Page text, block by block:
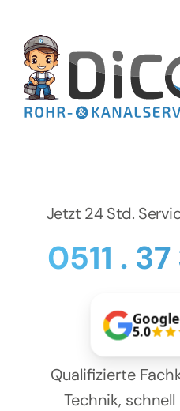
springen
Jetzt 24 Std.
0511 .
5.0
Qualifizierte
Technik,